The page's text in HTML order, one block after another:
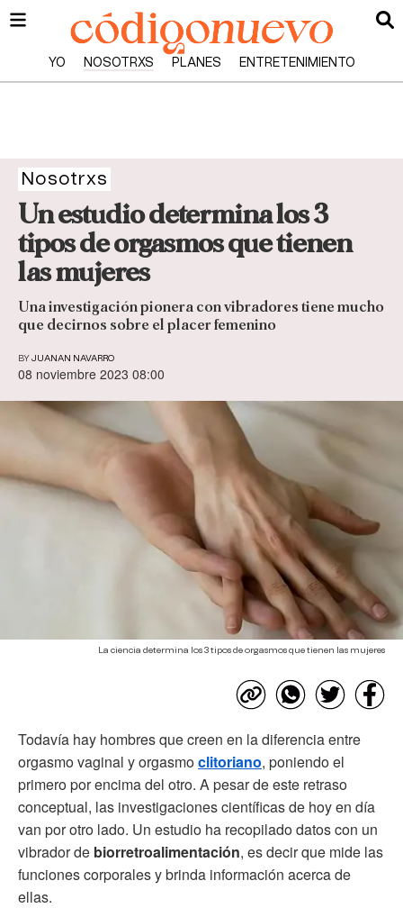
YO NOSOTRXS PLANES ENTRETENIMIENTO
Nosotrxs
Un estudio determina los 3
tipos de orgasmos que tienen
las mujeres
Una investigación pionera con vibradores tiene mucho
que decirnos sobre el placer femenino
BY JUANAN NAVARRO
08 noviembre 2023 08:00
La ciencia determina los 3 tipos de orgasmos que tienen las mujeres
Todavía hay hombres que creen en la diferencia entre
orgasmo vaginal y orgasmoclitoriano, poniendo el
primero por encima del otro. A pesar de este retraso
conceptual, las investigaciones científicas de hoy en día
van por otro lado. Un estudio ha recopilado datos con un
vibrador de biorretroalimentación, es decir que mide las
funciones corporales y brinda información acerca de
ellas.